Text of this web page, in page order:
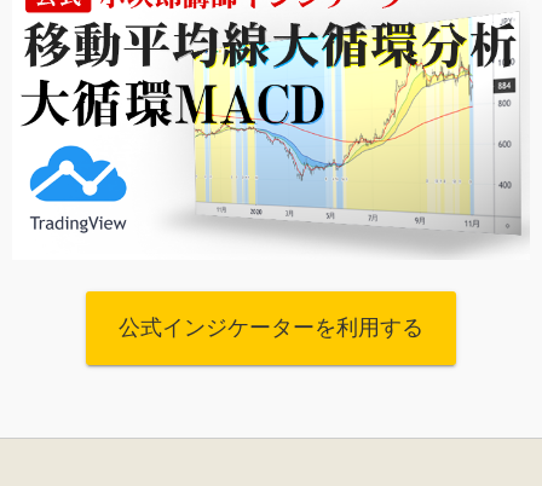
公式インジケーターを利用する